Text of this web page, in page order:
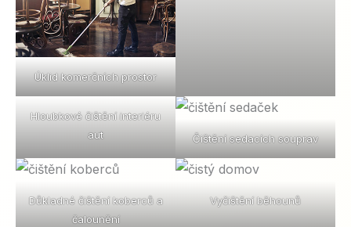
Úklid komerčních prostor
Hloubkové čištění interiéru
aut
Čištění sedacích souprav
Důkladné čištění koberců a
čalounění
Vyčištění běhounů